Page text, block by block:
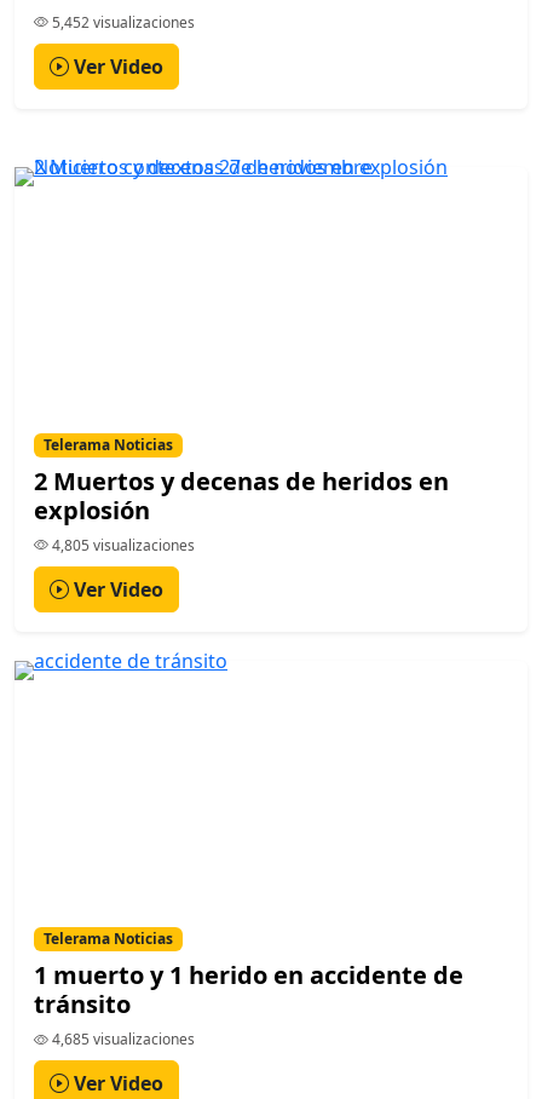
5,452 visualizaciones
Ver Video
Telerama Noticias
2 Muertos y decenas de heridos en
explosión
4,805 visualizaciones
Ver Video
Telerama Noticias
1 muerto y 1 herido en accidente de
tránsito
4,685 visualizaciones
Ver Video